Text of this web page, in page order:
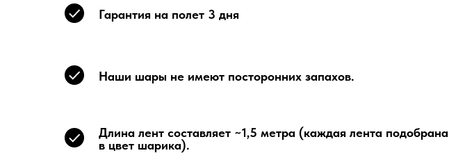
Гарантия на полет 3 дня
Наши шары не имеют посторонних запахов.
Длина лент составляет ~1,5 метра (каждая лента подобрана
в цвет шарика).